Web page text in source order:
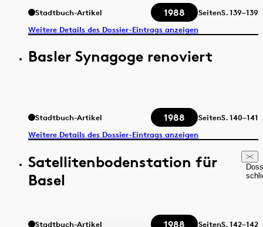
Stadtbuch-Artikel 1988 SeitenS.139–139
Weitere Details des Dossier-Eintrags anzeigen
Basler Synagoge renoviert
Stadtbuch-Artikel 1988 SeitenS.140–141
Weitere Details des Dossier-Eintrags anzeigen
Satellitenbodenstation für
Basel
Stadtbuch-Artikel 1988 SeitenS.142–142